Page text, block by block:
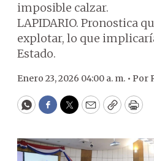
imposible calzar.
LAPIDARIO. Pronostica
explotar, lo que
Estado.
Enero 23, 2026 04:00 a. m. • Por
WhatsApp
Facebook
Twitter
EmailCopyPrint